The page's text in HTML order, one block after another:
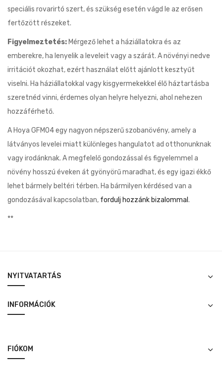
speciális rovarirtó szert, és szükség esetén vágd le az erősen
fertőzött részeket.
Figyelmeztetés: Mérgező lehet a háziállatokra és az
emberekre, ha lenyelik a leveleit vagy a szárát. A növényi nedve
irritációt okozhat, ezért használat előtt ajánlott kesztyűt
viselni. Ha háziállatokkal vagy kisgyermekekkel élő háztartásba
szeretnéd vinni, érdemes olyan helyre helyezni, ahol nehezen
hozzáférhető.
A Hoya GFM04 egy nagyon népszerű szobanövény, amely a
látványos levelei miatt különleges hangulatot ad otthonunknak
vagy irodánknak. A megfelelő gondozással és figyelemmel a
növény hosszú éveken át gyönyörű maradhat, és egy igazi ékkő
lehet bármely beltéri térben. Ha bármilyen kérdésed van a
gondozásával kapcsolatban, fordulj hozzánk bizalommal .
**
NYITVATARTÁS
INFORMÁCIÓK
FIÓKOM